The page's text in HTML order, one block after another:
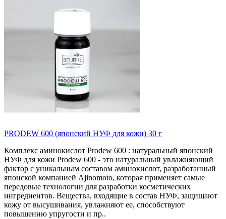
PRODEW 600 (японский НУФ для кожи) 30 г
Комплекс аминокислот Prodew 600 : натуральный японский
НУФ для кожи Prodew 600 - это натуральный увлажняющий
фактор с уникальным составом аминокислот, разработанный
японской компанией Ajinomoto, которая применяет самые
передовые технологии для разработки косметических
ингредиентов. Вещества, входящие в состав НУФ, защищают
кожу от высушивания, увлажняют ее, способствуют
повышению упругости и пр..